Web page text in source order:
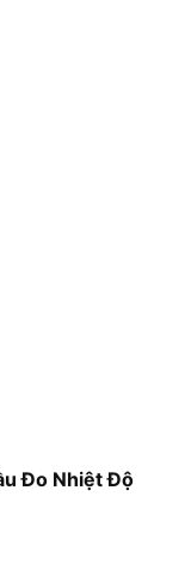
Đo Nhiệt Độ